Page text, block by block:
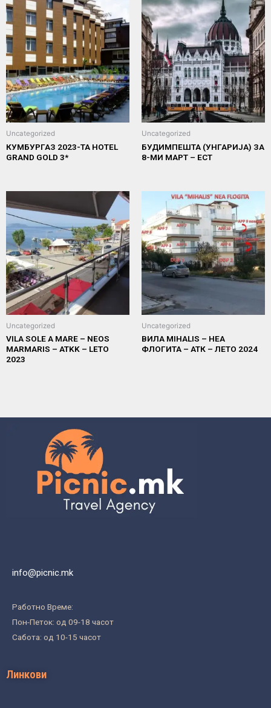
Uncategorized
КУМБУРГАЗ 2023-ТА HOTEL
GRAND GOLD 3*
Uncategorized
БУДИМПЕШТА (УНГАРИЈА) ЗА
8-МИ МАРТ – ЕСТ
Uncategorized
VILA SOLE A MARE – NEOS
MARMARIS – ATKK – LETO
2023
Uncategorized
ВИЛА MIHALIS – НЕА
ФЛОГИТА – АТК – ЛЕТО 2024
info@picnic.mk
Работно Време:
Пон-Петок: од 09-18 часот
Сабота: од 10-15 часот
Линкови